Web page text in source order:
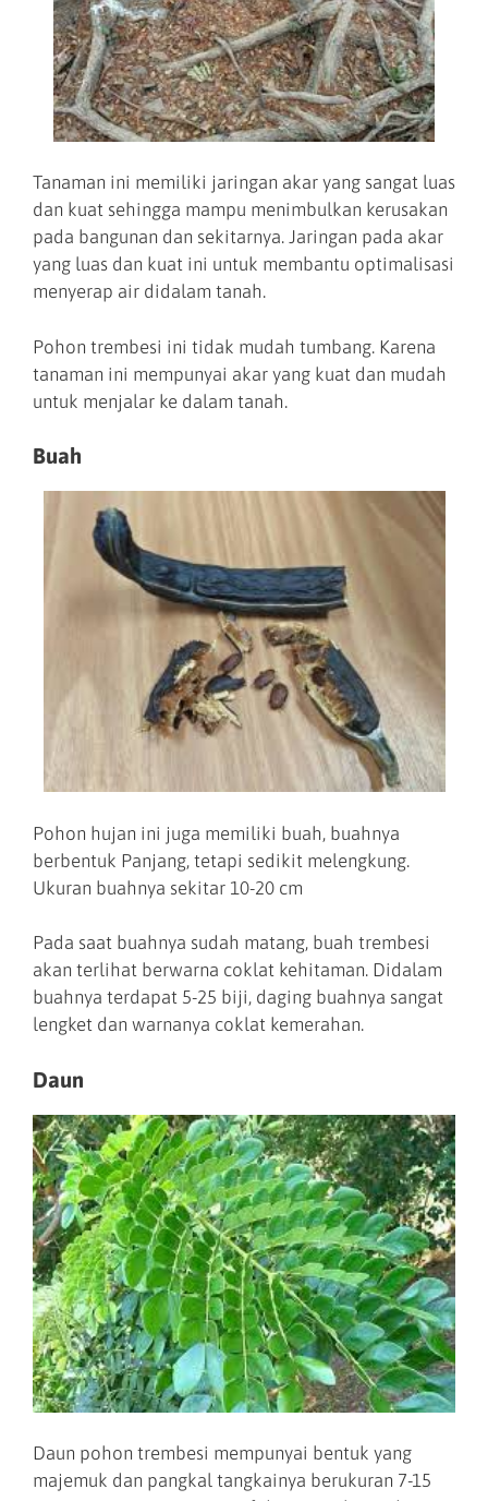
Tanaman ini memiliki jaringan akar yang sangat luas
dan kuat sehingga mampu menimbulkan kerusakan
pada bangunan dan sekitarnya. Jaringan pada akar
yang luas dan kuat ini untuk membantu optimalisasi
menyerap air didalam tanah.
Pohon trembesi ini tidak mudah tumbang. Karena
tanaman ini mempunyai akar yang kuat dan mudah
untuk menjalar ke dalam tanah.
Buah
Pohon hujan ini juga memiliki buah, buahnya
berbentuk Panjang, tetapi sedikit melengkung.
Ukuran buahnya sekitar 10-20 cm
Pada saat buahnya sudah matang, buah trembesi
akan terlihat berwarna coklat kehitaman. Didalam
buahnya terdapat 5-25 biji, daging buahnya sangat
lengket dan warnanya coklat kemerahan.
Daun
Daun pohon trembesi mempunyai bentuk yang
majemuk dan pangkal tangkainya berukuran 7-15